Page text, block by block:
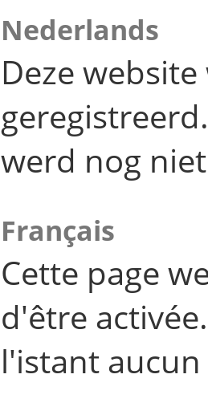
Nederlands
Deze
werd nog
Français
Cette page
d'être
l'istant